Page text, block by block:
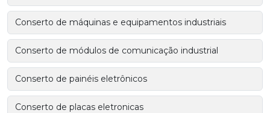
Conserto de máquinas e equipamentos industriais
Conserto de módulos de comunicação industrial
Conserto de painéis eletrônicos
Conserto de placas eletronicas